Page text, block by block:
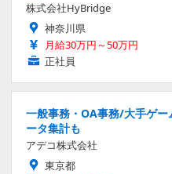
株式会社HyBridge
神奈川県
月給30万円～50万円
正社員
一般事務・OA事務/大手ゲ
ータ集計も
アデコ株式会社
東京都